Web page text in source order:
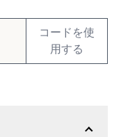
コードを使
用する